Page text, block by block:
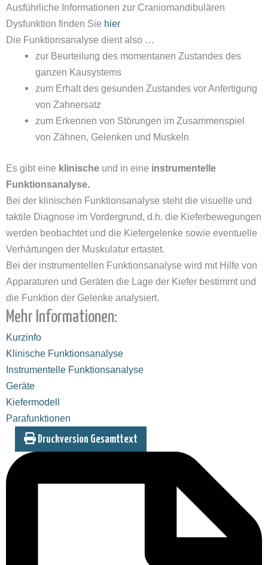
Ausführliche Informationen zur Craniomandibulären
Dysfunktion finden Sie hier
Die Funktionsanalyse dient also …
zur Beurteilung des momentanen Zustandes des
ganzen Kausystems
zum Erhalt des gesunden Zustandes vor Anfertigung
von Zahnersatz
zum Erkennen von Störungen im Zusammenspiel
von Zähnen, Gelenken und Muskeln
Es gibt eine klinische und in eine instrumentelle
Funktionsanalyse.
Bei der klinischen Funktionsanalyse steht die visuelle und
taktile Diagnose im Vordergrund, d.h. die Kieferbewegungen
werden beobachtet und die Kiefergelenke sowie eventuelle
Verhärtungen der Muskulatur ertastet.
Bei der instrumentellen Funktionsanalyse wird mit Hilfe von
Apparaturen und Geräten die Lage der Kiefer bestimmt und
die Funktion der Gelenke analysiert.
Mehr Informationen:
Kurzinfo
Klinische Funktionsanalyse
Instrumentelle Funktionsanalyse
Geräte
Kiefermodell
Parafunktionen
Druckversion Gesamttext